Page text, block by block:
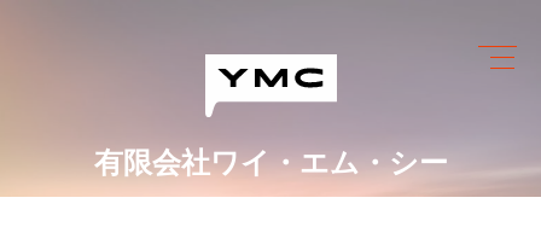
有限会社ワイ・エム・シー
ワイ・エム・シーにできること